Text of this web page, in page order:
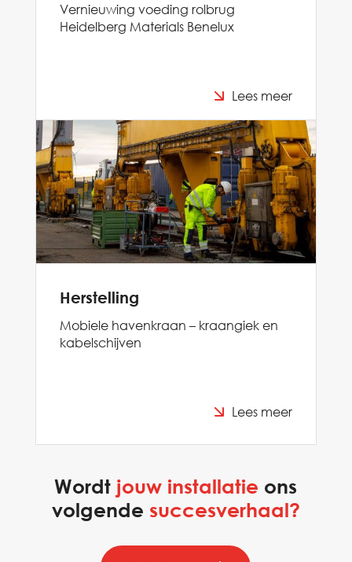
Vernieuwing voeding rolbrug
Heidelberg Materials Benelux
Lees meer
Herstelling
Mobiele havenkraan – kraangiek en
kabelschijven
Lees meer
Wordt jouw installatie ons
volgende succesverhaal?